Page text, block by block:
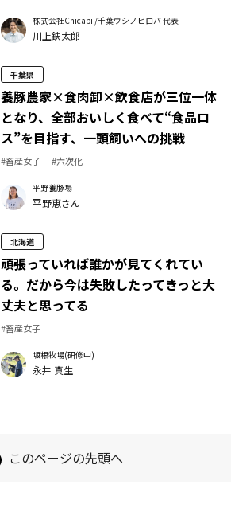
株式会社Chicabi /千葉ウシノヒロバ 代表
川上鉄太郎
千葉県
養豚農家×食肉卸×飲食店が三位一体
となり、全部おいしく食べて“食品ロ
ス”を目指す、一頭飼いへの挑戦
#畜産女子 #六次化
平野養豚場
平野恵さん
北海道
頑張っていれば誰かが見てくれてい
る。だから今は失敗したってきっと大
丈夫と思ってる
#畜産女子
坂根牧場(研修中)
永井 真生
このページの先頭へ